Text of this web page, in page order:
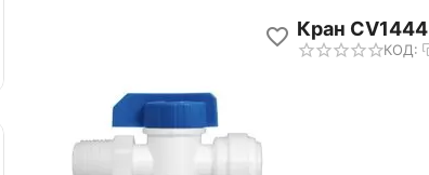
Кран CV1444
КОД: